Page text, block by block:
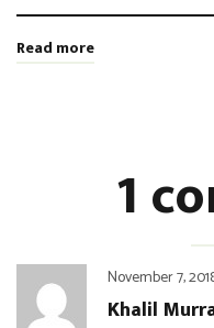
Read more
1
November 7,
Khalil